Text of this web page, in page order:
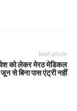
Next article
को लेकर मेरठ मेडिकल
से बिना पास एंट्री नहीं